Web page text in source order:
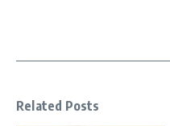
Related Posts